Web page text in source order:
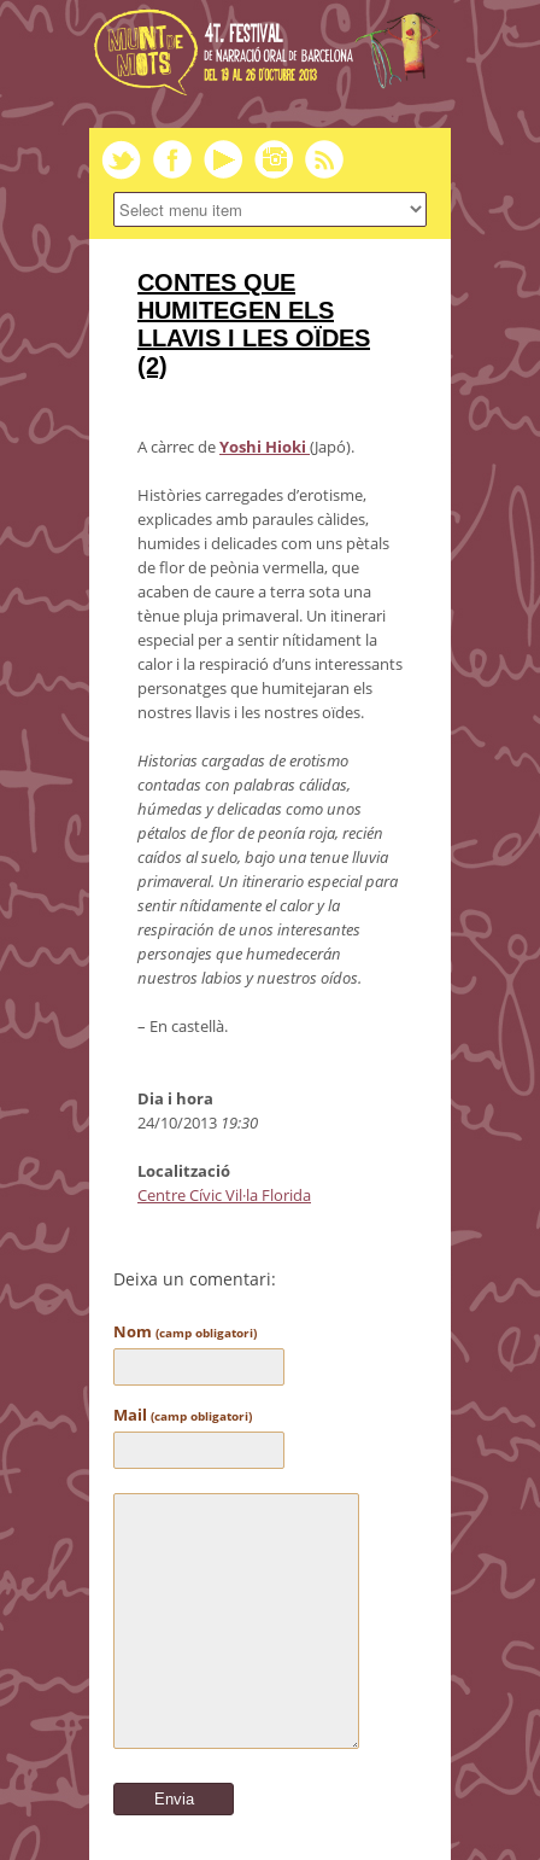
CONTES QUE
HUMITEGEN ELS
LLAVIS I LES OÏDES
(2)
A càrrec deYoshi Hioki (Japó).
Històries carregades d’erotisme,
explicades amb paraules càlides,
humides i delicades com uns pètals
de flor de peònia vermella, que
acaben de caure a terra sota una
tènue pluja primaveral. Un itinerari
especial per a sentir nítidament la
calor i la respiració d’uns interessants
personatges que humitejaran els
nostres llavis i les nostres oïdes.
Historias cargadas de erotismo
contadas con palabras cálidas,
húmedas y delicadas como unos
pétalos de flor de peonía roja, recién
caídos al suelo, bajo una tenue lluvia
primaveral. Un itinerario especial para
sentir nítidamente el calor y la
respiración de unos interesantes
personajes que humedecerán
nuestros labios y nuestros oídos.
– En castellà.
Dia i hora
24/10/2013 19:30
Localització
Centre Cívic Vil·la Florida
Deixa un comentari:
Nom (camp obligatori)
Mail (camp obligatori)